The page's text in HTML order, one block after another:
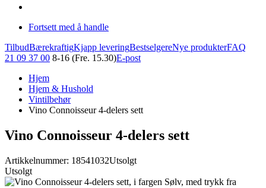
Fortsett med å handle
TilbudBærekraftigKjapp leveringBestselgereNye produkterFAQ
21 09 37 00 8-16 (Fre. 15.30)E-post
Hjem
Hjem & Hushold
Vintilbehør
Vino Connoisseur 4-delers sett
Vino Connoisseur 4-delers sett
Artikkelnummer: 18541032Utsolgt
Utsolgt